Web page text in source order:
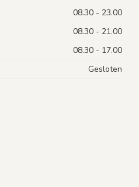
08.30 - 23.00
08.30 - 21.00
08.30 - 17.00
Gesloten